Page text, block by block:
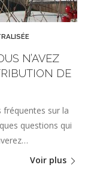
N’AVEZ
DE
fréquentes sur la
questions qui
Voir plus